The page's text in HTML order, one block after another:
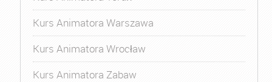
Kurs Animatora Warszawa
Kurs Animatora Wrocław
Kurs Animatora Zabaw